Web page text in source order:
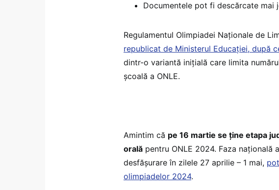
Documentele pot fi descărcate mai
Regulamentul Olimpiadei Naționale de
republicat de Ministerul Educației, după
dintr-o variantă inițială care limita
școală a ONLE.
Amintim că pe 16 martie se ține etapa
orală pentru ONLE 2024. Faza națională
desfășurare în zilele 27 aprilie – 1 mai,
olimpiadelor 2024.